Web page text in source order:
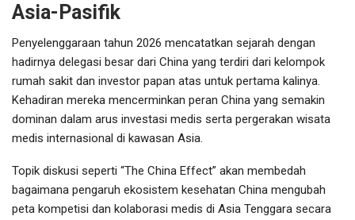
Asia-Pasifik
Penyelenggaraan tahun 2026 mencatatkan sejarah dengan
hadirnya delegasi besar dari China yang terdiri dari kelompok
rumah sakit dan investor papan atas untuk pertama kalinya.
Kehadiran mereka mencerminkan peran China yang semakin
dominan dalam arus investasi medis serta pergerakan wisata
medis internasional di kawasan Asia.
Topik diskusi seperti “The China Effect” akan membedah
bagaimana pengaruh ekosistem kesehatan China mengubah
peta kompetisi dan kolaborasi medis di Asia Tenggara secara